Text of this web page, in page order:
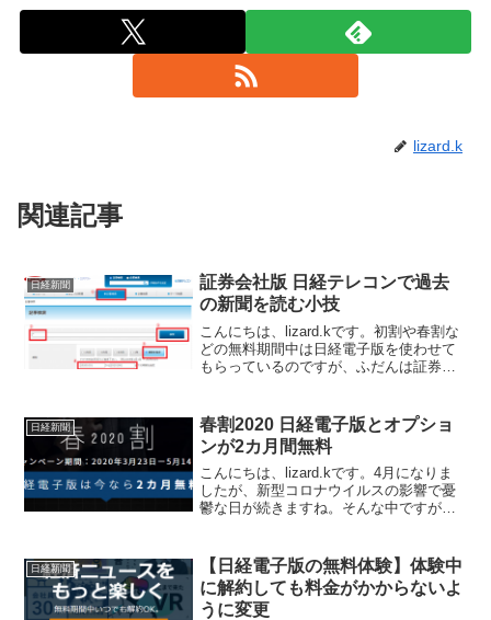
lizard.k
関連記事
日経新聞
証券会社版 日経テレコンで過去
の新聞を読む小技
こんにちは、lizard.kです。初割や春割な
どの無料期間中は日経電子版を使わせて
もらっているのですが、ふだんは証券会
に、日経産業新聞や日経MJまで無料で読
めるので...
日経新聞
春割2020 日経電子版とオプショ
ンが2カ月間無料
こんにちは、lizard.kです。4月になりま
したが、新型コロナウイルスの影響で憂
鬱な日が続きますね。そんな中ですが、
みで日経電子版とオプションが2カ月間無
料で...
日経新聞
【日経電子版の無料体験】体験中
に解約しても料金がかからないよ
うに変更